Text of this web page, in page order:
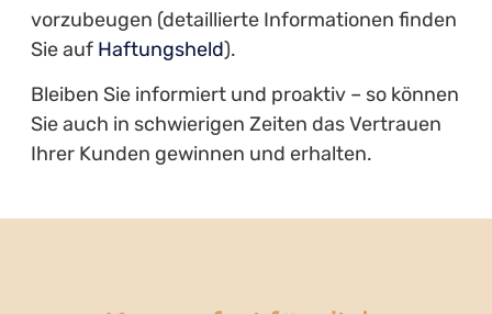
vorzubeugen (detaillierte Informationen finden
Sie auf Haftungsheld).
Bleiben Sie informiert und proaktiv – so können
Sie auch in schwierigen Zeiten das Vertrauen
Ihrer Kunden gewinnen und erhalten.